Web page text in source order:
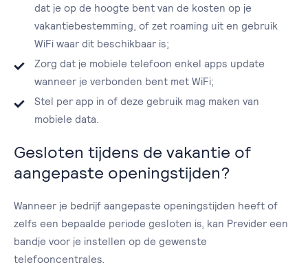
dat je op de hoogte bent van de kosten op je
vakantiebestemming, of zet roaming uit en gebruik
WiFi waar dit beschikbaar is;
Zorg dat je mobiele telefoon enkel apps update
wanneer je verbonden bent met WiFi;
Stel per app in of deze gebruik mag maken van
mobiele data.
Gesloten tijdens de vakantie of
aangepaste openingstijden?
Wanneer je bedrijf aangepaste openingstijden heeft of
zelfs een bepaalde periode gesloten is, kan Previder een
bandje voor je instellen op de gewenste
telefooncentrales.